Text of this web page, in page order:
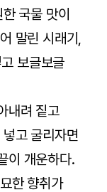
국물 맛이
말린 시래기,
보글보글
내려 짙고
고 굴리자면
이 개운하다.
한 향취가